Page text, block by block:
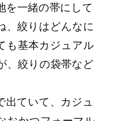
を一緒の帯にして
、絞りはどんなに
も基本カジュアル
、絞りの袋帯など
出ていて、カジュ